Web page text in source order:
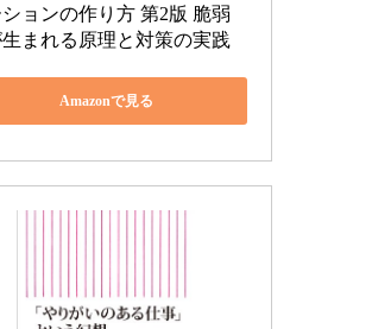
ョンの作り方 第2版 脆弱
まれる原理と対策の実践
Amazonで見る